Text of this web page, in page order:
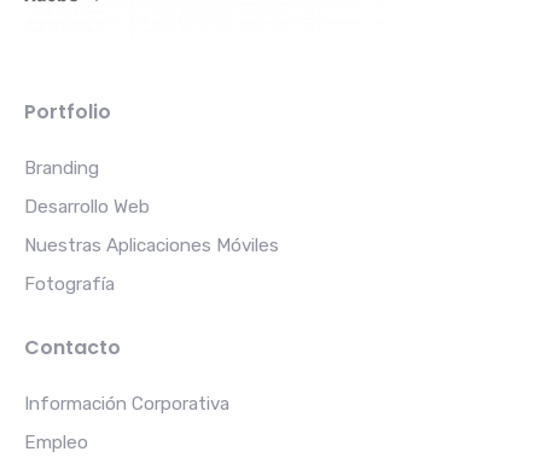
Portfolio
Branding
Desarrollo Web
Nuestras Aplicaciones Móviles
Fotografía
Contacto
Información Corporativa
Empleo